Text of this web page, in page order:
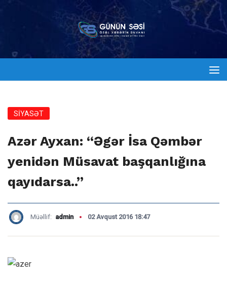
SİYASƏT
Azər Ayxan: “Əgər İsa Qəmbər
yenidən Müsavat başqanlığına
qayıdarsa..”
Müəllif: admin 02 Avqust 2016 18:47